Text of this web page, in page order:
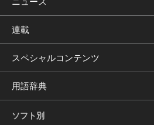
連載
スペシャルコンテンツ
用語辞典
ソフト別